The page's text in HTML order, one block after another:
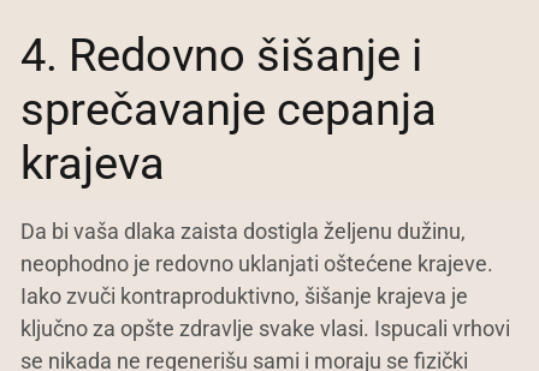
4. Redovno šišanje i
sprečavanje cepanja
krajeva
Da bi vaša dlaka zaista dostigla željenu dužinu,
neophodno je redovno uklanjati oštećene krajeve.
Iako zvuči kontraproduktivno, šišanje krajeva je
ključno za opšte zdravlje svake vlasi. Ispucali vrhovi
se nikada ne regenerišu sami i moraju se fizički